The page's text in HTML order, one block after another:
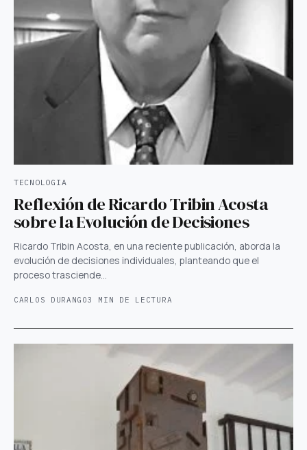
TECNOLOGIA
Reflexión de Ricardo Tribin Acosta
sobre la Evolución de Decisiones
Ricardo Tribin Acosta, en una reciente publicación, aborda la
evolución de decisiones individuales, planteando que el
proceso trasciende…
CARLOS DURANGO3 MIN DE LECTURA